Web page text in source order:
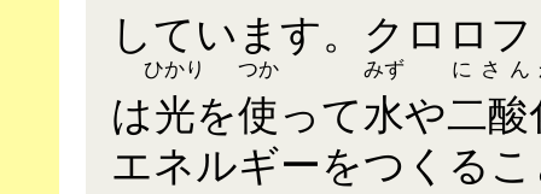
しています。クロロ
は光
ひかり
を使
つか
って水
みず
や二
にさ
エネルギーをつくる